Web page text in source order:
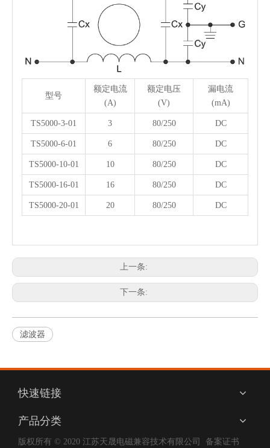
型号
额定电流
(A)
额定电压
(V)
漏电流
(mA)
TS5000-3-01 3 80/250 DC
TS5000-6-01 6 80/250 DC
TS5000-10-01 10 80/250 DC
TS5000-16-01 16 80/250 DC
TS5000-20-01 20 80/250 DC
上一条:
下一条:
滤波器
快速链接
产品分类
版权所有 © 2020 江苏天晟电磁兼容技术有限公司 备案证书